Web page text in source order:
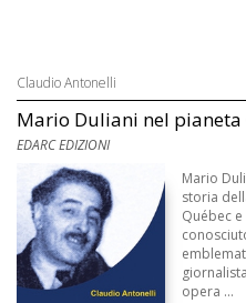
Claudio Antonelli
Mario Duliani nel pianeta
EDARC EDIZIONI
Mario
storia
Québec
opera ...